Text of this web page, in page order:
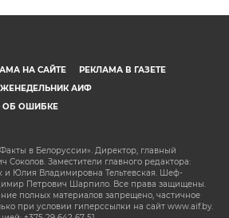
НА САЙТЕ
РЕКЛАМА В ГАЗЕТЕ
АИФ
ОБ ОШИБКЕ
в Белоруссии». Директор, главный
Соколов. Заместители главного редактора:
Юлия Владимировна Тельтевская. Шеф-
Петрович Шарпило. Все права защищены.
полных материалов запрещено, частичное
при условии гиперссылки на сайт www.aif.by.